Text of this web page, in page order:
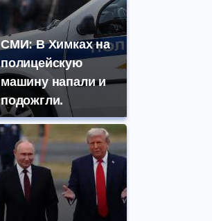
СМИ: В Химках на
полицейскую
машину напали и
подожгли.